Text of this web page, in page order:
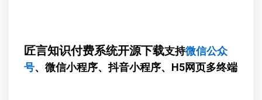
匠言知识付费系统开源下载支持微信公众
号、微信小程序、抖音小程序、H5网页多终端